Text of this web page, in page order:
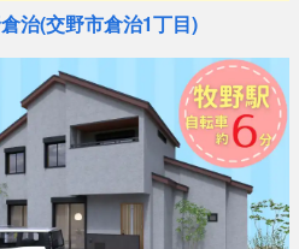
治(交野市倉治1丁目)